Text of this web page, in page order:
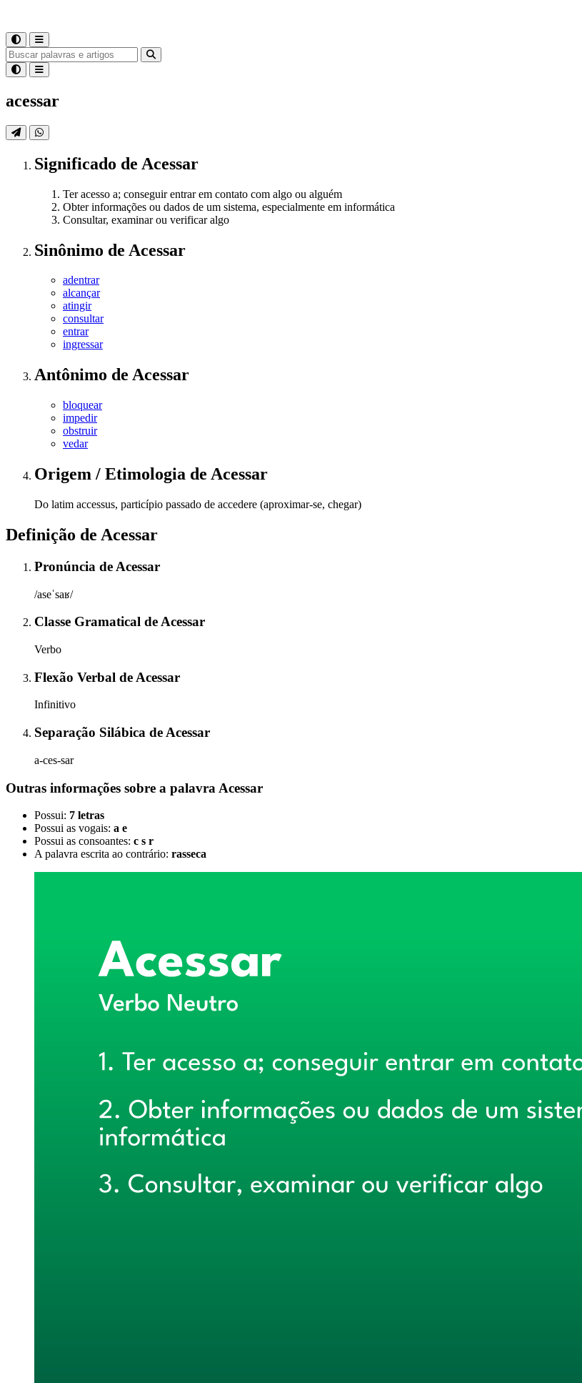
acessar
Significado de Acessar
Ter acesso a; conseguir entrar em contato com algo ou alguém
Obter informações ou dados de um sistema, especialmente em informática
Consultar, examinar ou verificar algo
Sinônimo de Acessar
adentrar
alcançar
atingir
consultar
entrar
ingressar
Antônimo de Acessar
bloquear
impedir
obstruir
vedar
Origem / Etimologia de Acessar
Do latim accessus, particípio passado de accedere (aproximar-se, chegar)
Definição de Acessar
Pronúncia de Acessar
/aseˈsaʁ/
Classe Gramatical deAcessar
Verbo
Flexão Verbal de Acessar
Infinitivo
Separação Silábica de Acessar
a-ces-sar
Outras informações sobre a palavra Acessar
Possui: 7 letras
Possui as vogais: a e
Possui as consoantes: c s r
A palavra escrita ao contrário: rasseca